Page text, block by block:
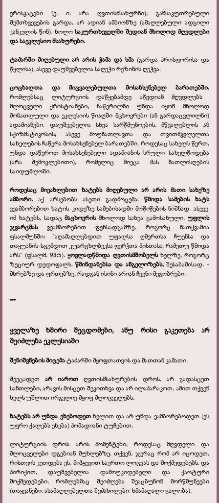
ერისკაცები (ე. ი. არა ღვთისმსახურნი), განსაკუთრებული
შემთხვევების გარდა, არ ადიან ამბიონზე (ამაღლებული ადგილი
კანკელის წინ), ხოლოსაკურთხეველში შედიან მხოლოდ მღვდლები
და საეკლესიო მსახურები.
ტაძარში მიღებული არ არის ჭამა და სმა(გარდა პროსფორისა და
წყლისა), ასევე დაუშვებელია საღეჭი რეზინის ღეჭვა.
ცოცხალთა და მიცვალებულთა მოსახსენებელ ბარათებში,
რომლებსაც ლიტურგიის დაწყებამდე აწვდიან მღვდლებს
მლოცველი ქრისტიანები, ჩაწერილნი უნდა იყონ მხოლოდ
მონათლული და ეკლესიის წიაღში მცხოვრები (ან გარდაცვლილნი)
ადამიანები. დაუშვებელია სხვა სარწმუნოების, მწვალებლის ან
სქიზმატიკოსის, ასევე მოუნათლავთა და თვითმკვლელთა
სახელების ჩაწერა მოსახსენებელ ბარათებში. როდესაც სახელს წერთ,
უნდა დაწეროთ მოსახსენებელი ადამიანის სრული სახელწოდება
(არა შემოკლებითი), რომელიც მიეცა მას ნათლისღების
საიდუმლოში.
როდესაც მიეახლებით ხატებს მიღებული არ არის მათი სახეზე
ამბორი. აქ არსებობს ასეთი გადმოცემა:წმიდა სამების ხატს
ვეამბორებით ხატის კიდეზე სამებისადმი მოწიწების ნიშნად. ასევე
იმ ხატებს, სადაცმაცხოვრისმხოლოდ სახეა გამოსახული. უფლის
ჯვარცმასვეამბორებით ფეხსადგამზე, როგორც ნათქვამია
ფსალმუნში: "აღამაღლებდით უფალსა ღმერთსა ჩუენსა და
თაყუანის-სცემდით კუარცხლბეკსა ფერჴთა მისთასა, რამეთუ წმიდა
არს" (ფსალმ. 98:5). ყოვლადწმიდა ღვთისმშობელსხელზე, როგორც
ზეციურ დედოფალს.წმინდანებსა და ანგელოზებს,შესაბამისად, -
მხრებზე და ფრთებზე, რადგან ისინი არიან ჩვენი მეგობრები.
***
ყველაზე ხშირი შეცდომები, ანუ რისი გაკეთება არ
შეიძლება ეკლესიაში
შენიშვნების მიცემატაძარში მყოფთათვის და მათთან კამათი.
შეეცადეთარ იაროთ ღვთისმსახურების დროს, არ გადასცეთ
სანთლები, არავის მისცეთ შეკითხვა და არ ილაპარაკოთ. ამით თქვენ
ხელს უშლით ირგვლივ მყოფ მლოცველებს.
ხატებს არ უნდა ეხებოდეთხელით და არ უნდა ეამბორებოდეთ (ეს
უფრო ქალებს ეხება) პომადიანი ტუჩებით.
ლიტურგიის დროს არის მომენტები, როდესაც მღვდელი და
მლოცველები დგებიან მუხლებზე. თქვენ, ჯერაც რომ არ იცოდეთ,
რისთვის კეთდება ეს, მიჰყევით საერთო ლოცვას და მოქმედებებს. და
პირიქით, დაუშვებელია დამოუკიდებელი და ქაოტური
მოქმედებები, რომლებმაც შეიძლება შეაცბუნონ მორწმუნეები
(თაყვანები, ასამაღლებელთა შეძახილები, ხმამაღალი გალობა).